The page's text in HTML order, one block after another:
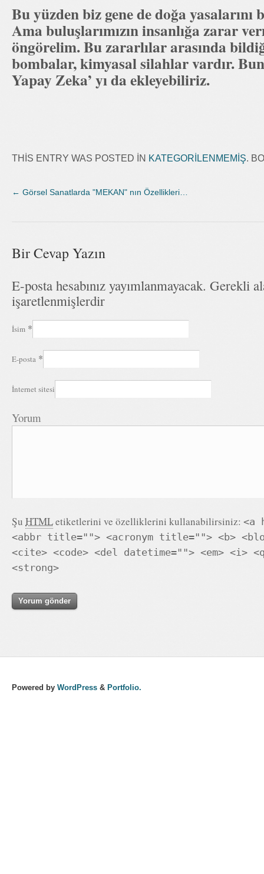
Bu yüzden biz gene de doğa yasalarını
Ama buluşlarımızın insanlığa zarar
öngörelim. Bu zararlılar arasında
bombalar, kimyasal silahlar vardır.
Yapay Zeka’ yı da ekleyebiliriz.
THIS ENTRY WAS POSTED IN KATEGORILENMEMIŞ.
← Görsel Sanatlarda "MEKAN" nın Özellikleri…
Bir Cevap Yazın
E-posta hesabınız yayımlanmayacak. Gerekli
işaretlenmişlerdir
İsim *
E-posta *
İnternet sitesi
Yorum
Şu HTMLetiketlerini ve özelliklerini kullanabilirsiniz: <a
<abbr title=""> <acronym title=""> <b>
<cite> <code> <del datetime=""> <em> <i>
<strong>
Powered by WordPress & Portfolio.